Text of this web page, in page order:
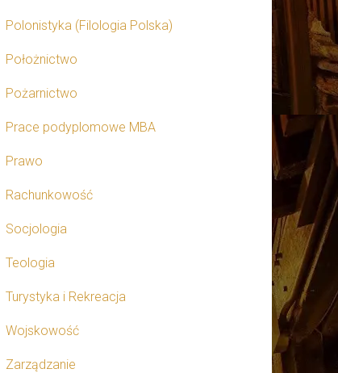
Polonistyka (Filologia Polska)
Położnictwo
Pożarnictwo
Prace podyplomowe MBA
Prawo
Rachunkowość
Socjologia
Teologia
Turystyka i Rekreacja
Wojskowość
Zarządzanie